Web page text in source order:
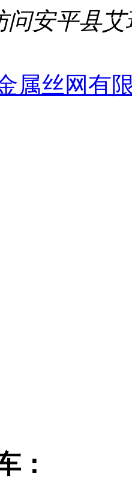
问安平县
：